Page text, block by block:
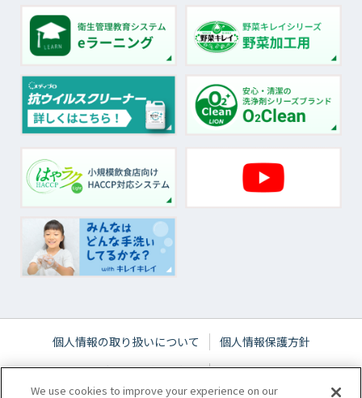
個人情報の取り扱いについて
個人情報保護方針
ウェブサイトご利用条件
サイトマップ
We use cookies to improve your experience on our